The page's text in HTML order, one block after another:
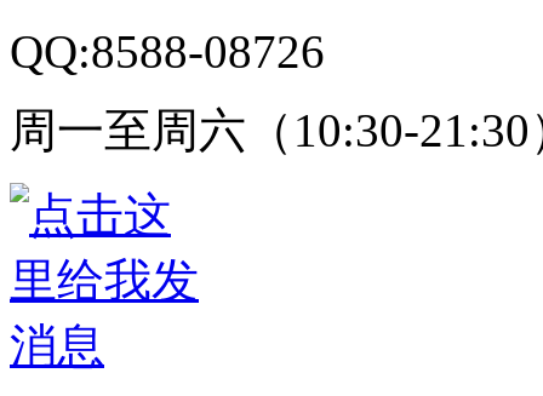
QQ:8588-08726
周一至周六（10:30-21:30